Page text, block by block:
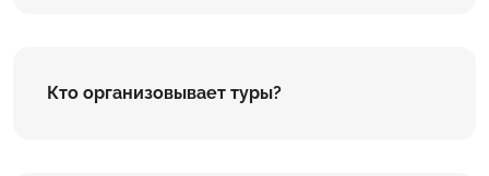
Кто организовывает туры?